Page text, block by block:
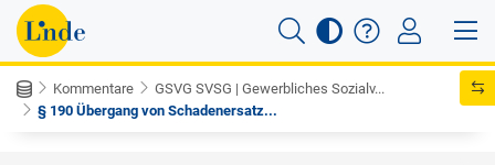
Kommentare
GSVG SVSG | Gewerbliches Sozialv...
§ 190 Übergang von Schadenersatz...